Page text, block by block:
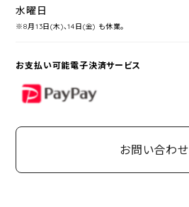
水曜日
※8月13日(木)、14日(金) も休業。
お支払い可能電子決済サービス
PayPay
お問い合わせ